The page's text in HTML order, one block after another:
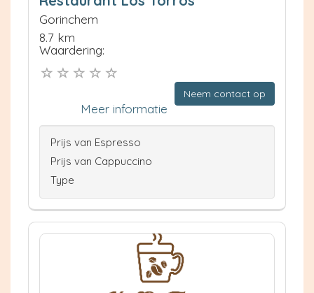
Gorinchem
8.7 km
Waardering:
Neem contact op
Meer informatie
Prijs van Espresso
Prijs van Cappuccino
Type